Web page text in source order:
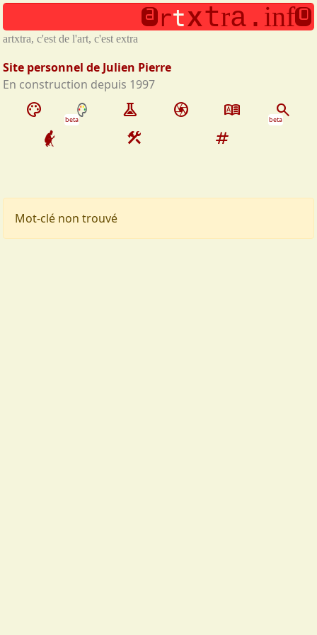
Aller au contenu principal
palette beta experiment camera dictionary search
beta
construction tag
Mot-clé non trouvé
artxtra . info
artxtra, c'est de l'art, c'est extra
Site personnel de Julien Pierre
En construction depuis 1997